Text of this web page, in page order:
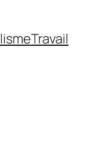
Travail